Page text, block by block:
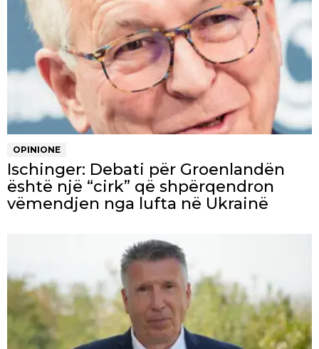
OPINIONE
Ischinger: Debati për Groenlandën
është një “cirk” që shpërqendron
vëmendjen nga lufta në Ukrainë